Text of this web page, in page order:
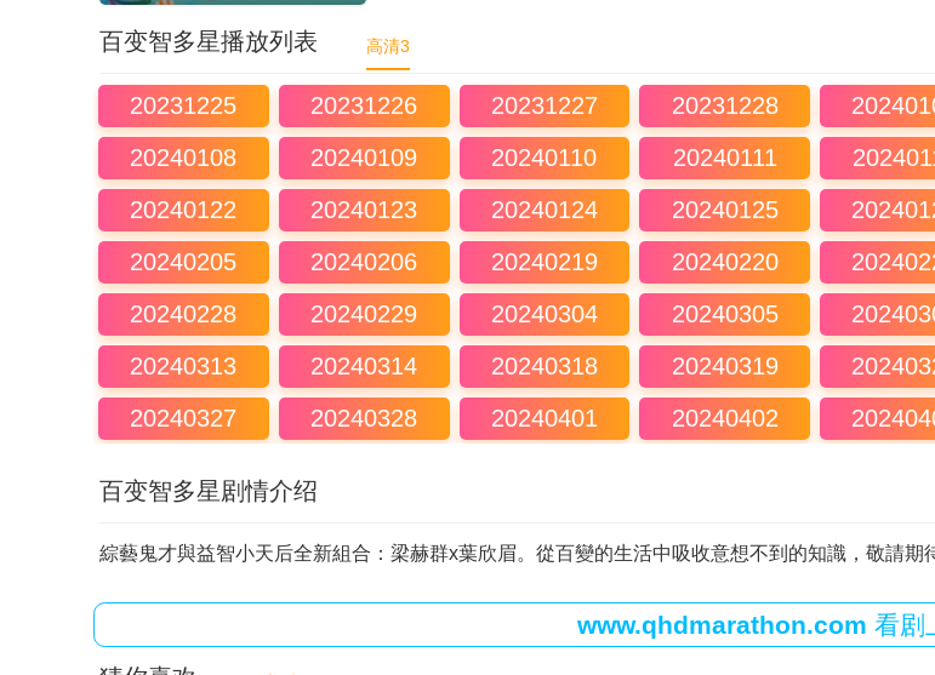
百变智多星播放列表 高清3
20231225 20231226 20231227 20231228
20240108
20240109 20240110 20240111
20240122
20240123 20240124 20240125
20240205
20240206 20240219 20240220
20240228
20240229 20240304 20240305
20240313
20240314 20240318 20240319
20240327
20240328 20240401 20240402
20240605 20240606
百变智多星剧情介绍
綜藝鬼才與益智小天后全新組合：梁赫群x葉欣眉。從百變的生活中吸收意想不到的知識，敬請期
www.qhdmarathon.com 看剧